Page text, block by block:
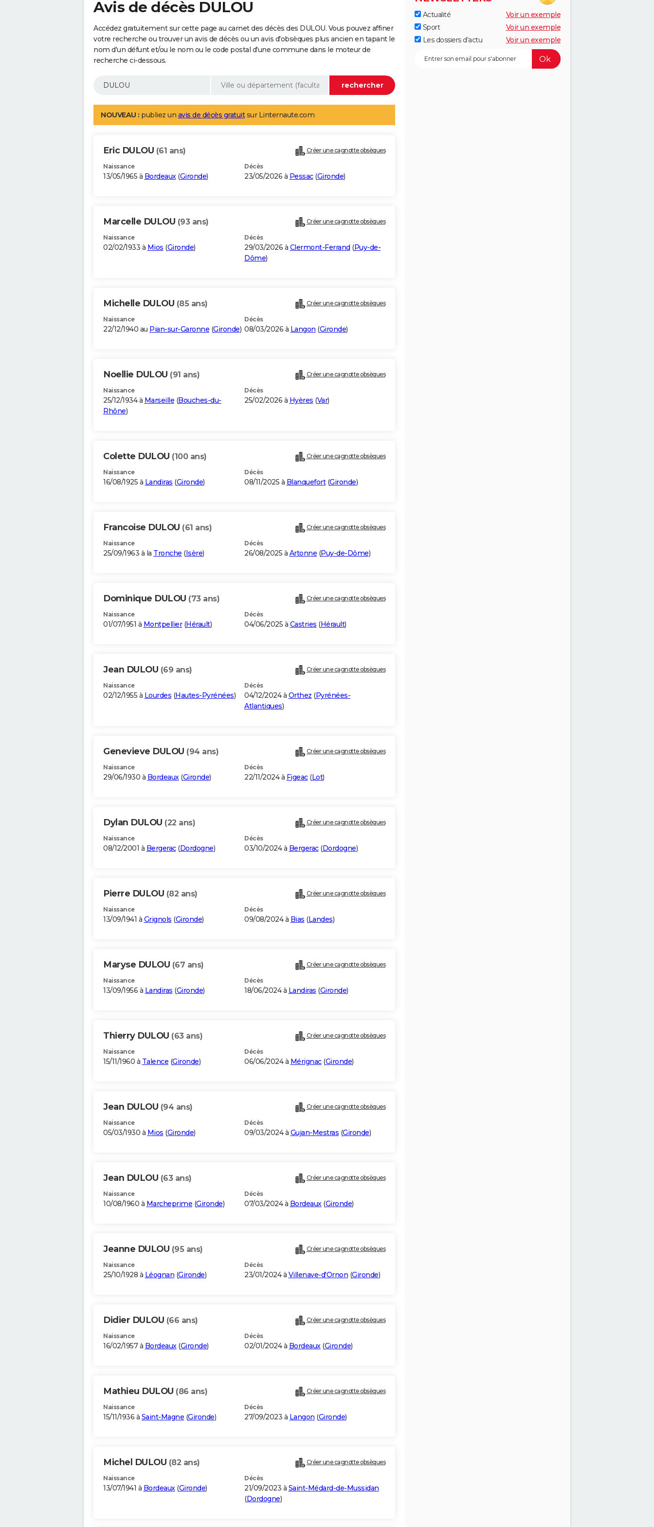
Avis de décès DULOU
Accédez gratuitement sur cette page au carnet des décès des DULOU. Vous pouvez affiner
votre recherche ou trouver un avis de décès ou un avis d'obsèques plus ancien en tapant le
nom d'un défunt et/ou le nom ou le code postal d'une commune dans le moteur de
recherche ci-dessous.
NOUVEAU : publiez un avis de décès gratuitsur Linternaute.com
Eric DULOU (61 ans) Créer une cagnotte obsèques
Naissance
13/05/1965 à Bordeaux(Gironde)
Décès
23/05/2026 à Pessac(Gironde)
Marcelle DULOU (93 ans) Créer une cagnotte obsèques
Naissance
02/02/1933 à Mios (Gironde)
Décès
29/03/2026 à Clermont-Ferrand (Puy-de-
Dôme)
Michelle DULOU (85 ans) Créer une cagnotte obsèques
Naissance
22/12/1940 au Pian-sur-Garonne (Gironde)
Décès
08/03/2026 à Langon (Gironde)
Noellie DULOU (91 ans) Créer une cagnotte obsèques
Naissance
25/12/1934 à Marseille (Bouches-du-
Rhône)
Décès
25/02/2026 à Hyères (Var)
Colette DULOU (100 ans) Créer une cagnotte obsèques
Naissance
16/08/1925 à Landiras (Gironde)
Décès
08/11/2025 à Blanquefort(Gironde)
Francoise DULOU (61 ans) Créer une cagnotte obsèques
Naissance
25/09/1963 à la Tronche (Isère)
Décès
26/08/2025 à Artonne (Puy-de-Dôme)
Dominique DULOU (73 ans) Créer une cagnotte obsèques
Naissance
01/07/1951 à Montpellier(Hérault)
Décès
04/06/2025 à Castries (Hérault)
Jean DULOU (69 ans) Créer une cagnotte obsèques
Naissance
02/12/1955 à Lourdes (Hautes-Pyrénées)
Décès
04/12/2024 à Orthez (Pyrénées-
Atlantiques)
Genevieve DULOU (94 ans) Créer une cagnotte obsèques
Naissance
29/06/1930 à Bordeaux(Gironde)
Décès
22/11/2024 à Figeac(Lot)
Dylan DULOU (22 ans) Créer une cagnotte obsèques
Naissance
08/12/2001 à Bergerac(Dordogne)
Décès
03/10/2024 à Bergerac(Dordogne)
Pierre DULOU (82 ans) Créer une cagnotte obsèques
Naissance
13/09/1941 à Grignols (Gironde)
Décès
09/08/2024 à Bias (Landes)
Maryse DULOU (67 ans) Créer une cagnotte obsèques
Naissance
13/09/1956 à Landiras (Gironde)
Décès
18/06/2024 à Landiras (Gironde)
Thierry DULOU (63 ans) Créer une cagnotte obsèques
Naissance
15/11/1960 à Talence (Gironde)
Décès
06/06/2024 à Mérignac(Gironde)
Jean DULOU (94 ans) Créer une cagnotte obsèques
Naissance
05/03/1930 à Mios (Gironde)
Décès
09/03/2024 à Gujan-Mestras (Gironde)
Jean DULOU (63 ans) Créer une cagnotte obsèques
Naissance
10/08/1960 à Marcheprime (Gironde)
Décès
07/03/2024 à Bordeaux(Gironde)
Jeanne DULOU (95 ans) Créer une cagnotte obsèques
Naissance
25/10/1928 à Léognan (Gironde)
Décès
23/01/2024 à Villenave-d'Ornon (Gironde)
Didier DULOU (66 ans) Créer une cagnotte obsèques
Naissance
16/02/1957 à Bordeaux(Gironde)
Décès
02/01/2024 à Bordeaux(Gironde)
Mathieu DULOU (86 ans) Créer une cagnotte obsèques
Naissance
15/11/1936 à Saint-Magne (Gironde)
Décès
27/09/2023 à Langon (Gironde)
Michel DULOU (82 ans) Créer une cagnotte obsèques
Naissance
13/07/1941 à Bordeaux(Gironde)
Décès
21/09/2023 à Saint-Médard-de-Mussidan
(Dordogne)
Actualité
Voir un exemple
Sport
Voir un exemple
Les dossiers d'actu
Voir un exemple